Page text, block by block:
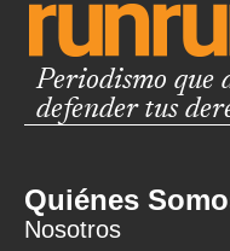
Periodismo que
defender tus
Quiénes
Nosotros